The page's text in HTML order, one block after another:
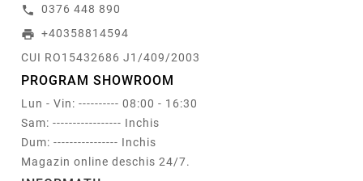
call 0376 448 890
print +40358814594
CUI RO15432686 J1/409/2003
PROGRAM SHOWROOM
Lun - Vin: ---------- 08:00 - 16:30
Sam: ----------------- Inchis
Dum: ---------------- Inchis
Magazin online deschis 24/7.